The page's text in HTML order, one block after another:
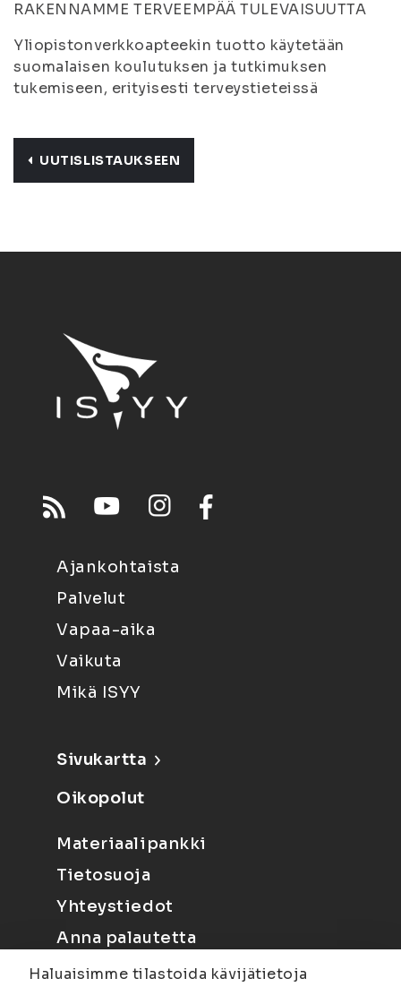
RAKENNAMME TERVEEMPÄÄ TULEVAISUUTTA
Yliopistonverkkoapteekin tuotto käytetään
suomalaisen koulutuksen ja tutkimuksen
tukemiseen, erityisesti terveystieteissä
UUTISLISTAUKSEEN
Ajankohtaista
Palvelut
Vapaa-aika
Vaikuta
Mikä ISYY
Sivukartta
Oikopolut
Materiaalipankki
Tietosuoja
Yhteystiedot
Anna palautetta
Haluaisimme tilastoida kävijätietoja